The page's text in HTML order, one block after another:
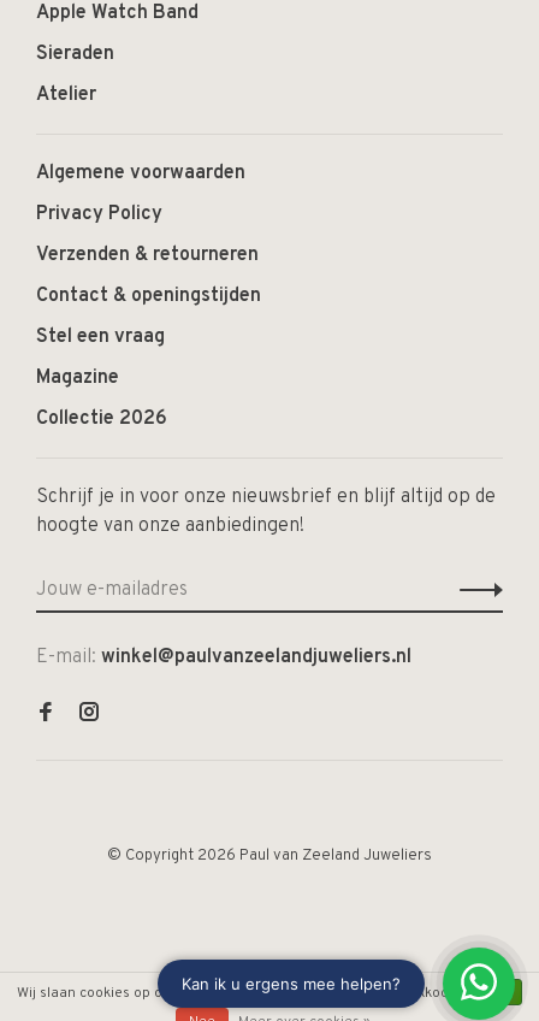
Apple Watch Band
Sieraden
Atelier
Algemene voorwaarden
Privacy Policy
Verzenden & retourneren
Contact & openingstijden
Stel een vraag
Magazine
Collectie 2026
Schrijf je in voor onze nieuwsbrief en blijf altijd op de
hoogte van onze aanbiedingen!
E-mail: winkel@paulvanzeelandjuweliers.nl
© Copyright 2026 Paul van Zeeland Juweliers
Wij slaan cookies op om onze website te verbeteren. Is dat akkoord?
Ja